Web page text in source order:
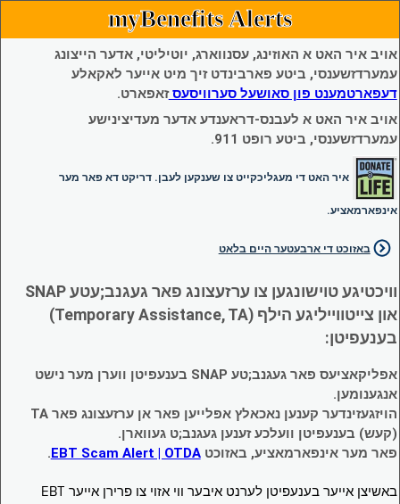
myBenefits Alerts
אויב איר האט א האוזינג, עסנווארג, יוטיליטי, אדער הייצונג
עמערדזשענסי, ביטע פארבינדט זיך מיט אייער לאקאלע
דעפארטמענט פון סאושעל סערוויסעסזאפארט.
אויב איר האט א לעבנס-דראענדע אדער מעדיצינישע
עמערדזשענסי, ביטע רופט 911.
איר האט די מעגליכקייט צו שענקען לעבן. דריקט דא פאר מער
אינפארמאציע.
באזוכט די ארבעטער היים בלאט
וויכטיגע טוישונגען צו ערזעצונג פאר געגנב;עטע SNAP
און צייטווייליגע הילף (Temporary Assistance, TA)
בענעפיטן:
אפליקאציעס פאר געגנב;טע SNAP בענעפיטן ווערן מער נישט
אנגענומען.
הויזגעזינדער קענען נאכאלץ אפּלייען פאר אן ערזעצונג פאר TA
(קעש) בענעפיטן וועלכע זענען געגנב;ט געווארן.
פאר מער אינפארמאציע, באזוכטEBT Scam Alert | OTDA
.
באשיצן אייער בענעפיטן לערנט איבער ווי אזוי צו פרירן אייער EBT